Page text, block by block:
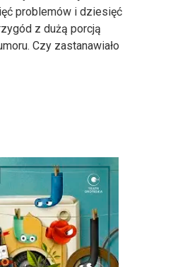
problemów i dziesięć
z dużą porcją
Czy zastanawiało